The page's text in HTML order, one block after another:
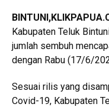
BINTUNI
Kabupaten Teluk
jumlah sembuh
dengan Rabu (17/6/
Sesuai rilis yang
Covid-19, Kabupaten